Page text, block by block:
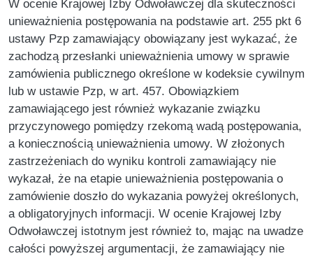
W ocenie Krajowej Izby Odwoławczej dla skuteczności
unieważnienia postępowania na podstawie art. 255 pkt 6
ustawy Pzp zamawiający obowiązany jest wykazać, że
zachodzą przesłanki unieważnienia umowy w sprawie
zamówienia publicznego określone w kodeksie cywilnym
lub w ustawie Pzp, w art. 457. Obowiązkiem
zamawiającego jest również wykazanie związku
przyczynowego pomiędzy rzekomą wadą postępowania,
a koniecznością unieważnienia umowy. W złożonych
zastrzeżeniach do wyniku kontroli zamawiający nie
wykazał, że na etapie unieważnienia postępowania o
zamówienie doszło do wykazania powyżej określonych,
a obligatoryjnych informacji. W ocenie Krajowej Izby
Odwoławczej istotnym jest również to, mając na uwadze
całości powyższej argumentacji, że zamawiający nie